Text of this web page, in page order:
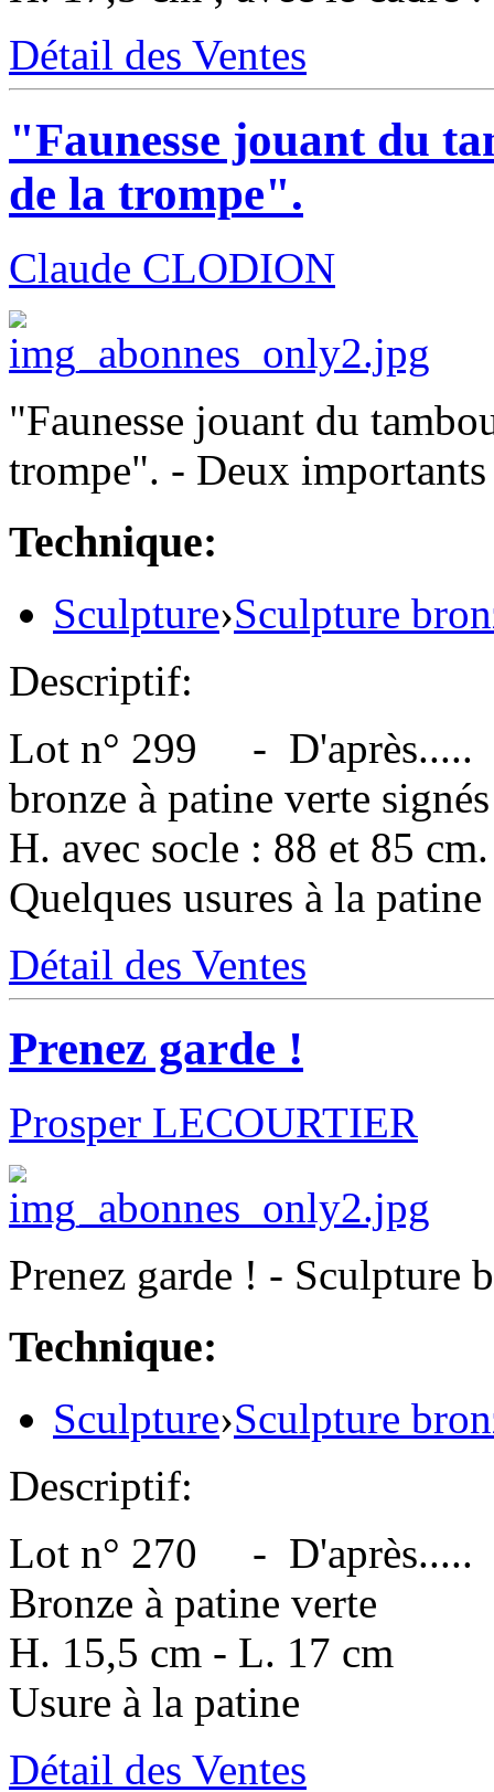
Détail des Ventes
"Faunesse jouant du
de la trompe".
Claude CLODION
"Faunesse jouant du
trompe". - Deux importants
Technique:
Sculpture›Sculpture
Descriptif:
Lot n° 299 - D'après.....
bronze à patine verte
H. avec socle : 88 et 85 cm.
Quelques usures à la patine
Détail des Ventes
Prenez garde !
Prosper LECOURTIER
Prenez garde ! - Sculpture
Technique:
Sculpture›Sculpture
Descriptif:
Lot n° 270 - D'après.....
Bronze à patine verte
H. 15,5 cm - L. 17 cm
Usure à la patine
Détail des Ventes